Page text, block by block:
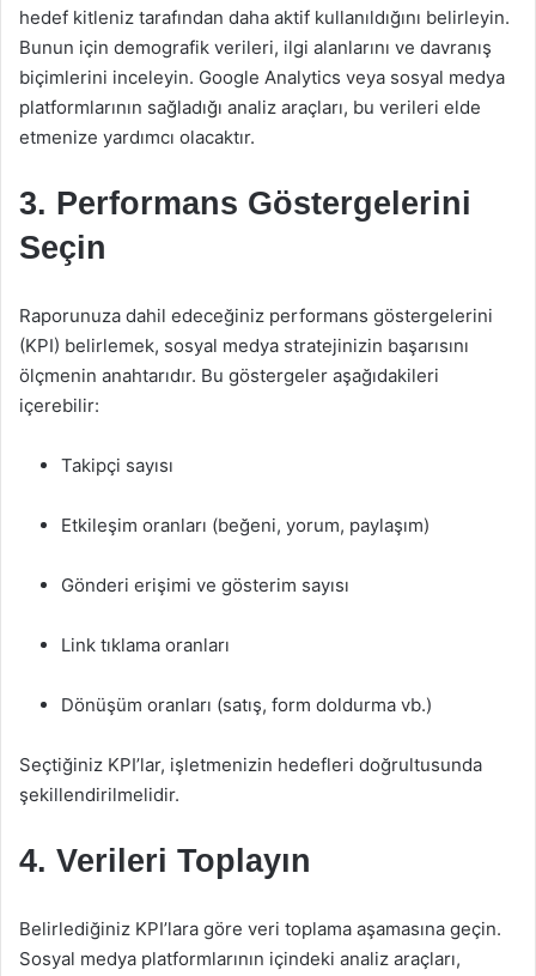
hedef kitleniz tarafından daha aktif kullanıldığını belirleyin.
Bunun için demografik verileri, ilgi alanlarını ve davranış
biçimlerini inceleyin. Google Analytics veya sosyal medya
platformlarının sağladığı analiz araçları, bu verileri elde
etmenize yardımcı olacaktır.
3. Performans Göstergelerini
Seçin
Raporunuza dahil edeceğiniz performans göstergelerini
(KPI) belirlemek, sosyal medya stratejinizin başarısını
ölçmenin anahtarıdır. Bu göstergeler aşağıdakileri
içerebilir:
Takipçi sayısı
Etkileşim oranları (beğeni, yorum, paylaşım)
Gönderi erişimi ve gösterim sayısı
Link tıklama oranları
Dönüşüm oranları (satış, form doldurma vb.)
Seçtiğiniz KPI’lar, işletmenizin hedefleri doğrultusunda
şekillendirilmelidir.
4. Verileri Toplayın
Belirlediğiniz KPI’lara göre veri toplama aşamasına geçin.
Sosyal medya platformlarının içindeki analiz araçları,